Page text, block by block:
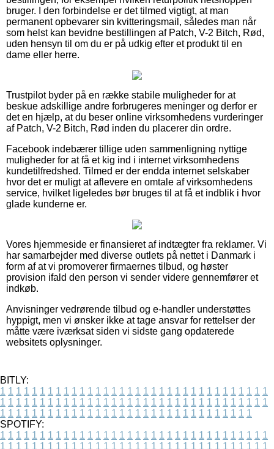
bruger. I den forbindelse er det tilmed vigtigt, at man
permanent opbevarer sin kvitteringsmail, således man når
som helst kan bevidne bestillingen af Patch, V-2 Bitch, Rød,
uden hensyn til om du er på udkig efter et produkt til en
dame eller herre.
Trustpilot byder på en række stabile muligheder for at
beskue adskillige andre forbrugeres meninger og derfor er
det en hjælp, at du beser online virksomhedens vurderinger
af Patch, V-2 Bitch, Rød inden du placerer din ordre.
Facebook indebærer tillige uden sammenligning nyttige
muligheder for at få et kig ind i internet virksomhedens
kundetilfredshed. Tilmed er der endda internet selskaber
hvor det er muligt at aflevere en omtale af virksomhedens
service, hvilket ligeledes bør bruges til at få et indblik i hvor
glade kunderne er.
Vores hjemmeside er finansieret af indtægter fra reklamer. Vi
har samarbejder med diverse outlets på nettet i Danmark i
form af at vi promoverer firmaernes tilbud, og høster
provision ifald den person vi sender videre gennemfører et
indkøb.
Anvisninger vedrørende tilbud og e-handler understøttes
hyppigt, men vi ønsker ikke at tage ansvar for rettelser der
måtte være iværksat siden vi sidste gang opdaterede
websitets oplysninger.
BITLY:
1 1 1 1 1 1 1 1 1 1 1 1 1 1 1 1 1 1 1 1 1 1 1 1 1 1 1 1 1 1 1 1 1 1
1 1 1 1 1 1 1 1 1 1 1 1 1 1 1 1 1 1 1 1 1 1 1 1 1 1 1 1 1 1 1 1 1 1
1 1 1 1 1 1 1 1 1 1 1 1 1 1 1 1 1 1 1 1 1 1 1 1 1 1 1 1 1 1 1 1
SPOTIFY:
1 1 1 1 1 1 1 1 1 1 1 1 1 1 1 1 1 1 1 1 1 1 1 1 1 1 1 1 1 1 1 1 1 1
1 1 1 1 1 1 1 1 1 1 1 1 1 1 1 1 1 1 1 1 1 1 1 1 1 1 1 1 1 1 1 1 1 1